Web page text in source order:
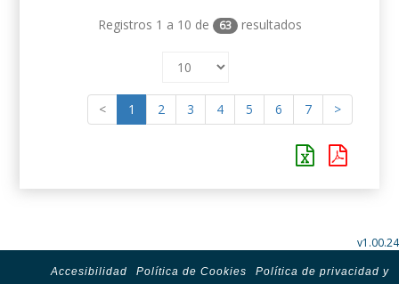
Registros 1 a 10 de 63 resultados
< 1 2 3 4 5 6 7 >
v1.00.24
Accesibilidad Política de Cookies
Política de privacidad y